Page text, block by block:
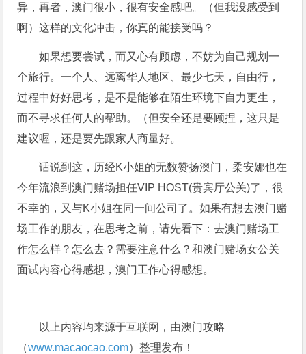
异，再者，澳门很小，很有安全感吧。（但我没感受到
啊）这样的文化冲击，你真的能接受吗？
如果想要尝试，而又心有顾虑，不妨为自己规划一
个旅行。一个人、远离华人地区、最少七天，自由行，
过程中好好思考，是不是能够在陌生环境下自力更生，
而不寻求任何人的帮助。（但安全还是要顾捏，这只是
建议喔，还是要先跟家人商量好。
话说到这，历经K小姐的无数赞扬澳门，柔安娜也在
今年流浪到澳门赌场担任VIP HOST(贵宾厅公关)了，很
不幸的，又与K小姐在同一间公司了。如果有想去澳门赌
场工作的朋友，在思考之前，请先看下：去澳门赌场工
作怎么样？怎么去？需要注意什么？和澳门赌场女公关
面试内容心得感想，澳门工作心得感想。
以上内容均来源于互联网，由澳门攻略
（www.macaocao.com）整理发布！